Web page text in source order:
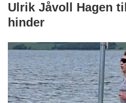
Ulrik Jåvoll Hagen
hinder